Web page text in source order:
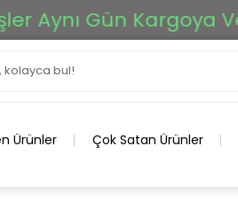
Gün Kargoya Verilir!
Ürünler Çok Satan Ürünler